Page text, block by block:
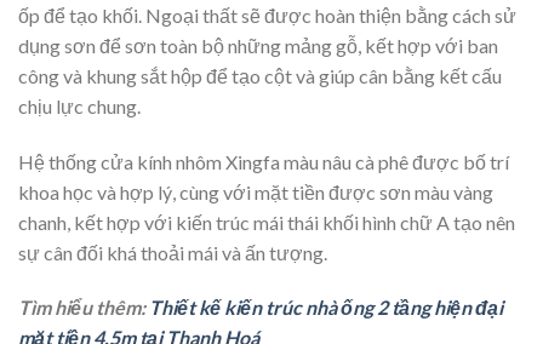
ốp để tạo khối. Ngoại thất sẽ được hoàn thiện bằng cách sử
dụng sơn để sơn toàn bộ những mảng gỗ, kết hợp với ban
công và khung sắt hộp để tạo cột và giúp cân bằng kết cấu
chịu lực chung.
Hệ thống cửa kính nhôm Xingfa màu nâu cà phê được bố trí
khoa học và hợp lý, cùng với mặt tiền được sơn màu vàng
chanh, kết hợp với kiến trúc mái thái khối hình chữ A tạo nên
sự cân đối khá thoải mái và ấn tượng.
Tìm hiểu thêm: Thiết kế kiến trúc nhà ống 2 tầng hiện đại
mặt tiền 4,5m tại Thanh Hoá